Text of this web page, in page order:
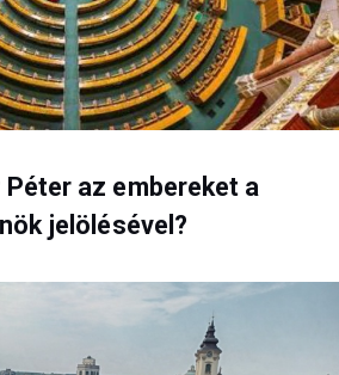
az embereket a
jelölésével?